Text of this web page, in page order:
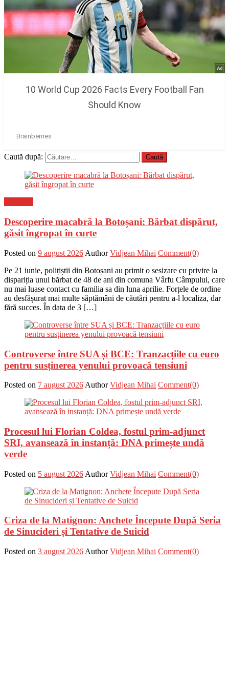
Caută după:
Descoperire macabră la Botoșani: Bărbat dispărut,
găsit îngropat în curte
Posted on 9 august 2026 Author Vidjean Mihai Comment(0)
Pe 21 iunie, polițiștii din Botoșani au primit o sesizare cu privire la
dispariția unui bărbat de 48 de ani din comuna Vârfu Câmpului, care
nu mai luase contact cu familia sa din luna aprilie. Forțele de ordine
au desfășurat mai multe săptămâni de căutări pentru a-l localiza, dar
fără succes. În data de 3 […]
Controverse între SUA și BCE: Tranzacțiile cu euro
pentru susținerea yenului provoacă tensiuni
Posted on 7 august 2026 Author Vidjean Mihai Comment(0)
Procesul lui Florian Coldea, fostul prim-adjunct
SRI, avansează în instanță: DNA primește undă
verde
Posted on 5 august 2026 Author Vidjean Mihai Comment(0)
Criza de la Matignon: Anchete Începute După Seria
de Sinucideri și Tentative de Suicid
Posted on 3 august 2026 Author Vidjean Mihai Comment(0)